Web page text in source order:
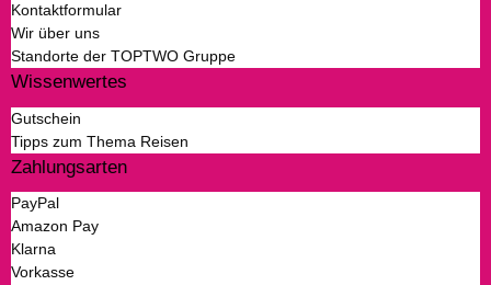
Kontaktformular
Wir über uns
Standorte der TOPTWO Gruppe
Wissenwertes
Gutschein
Tipps zum Thema Reisen
Zahlungsarten
PayPal
Amazon Pay
Klarna
Vorkasse